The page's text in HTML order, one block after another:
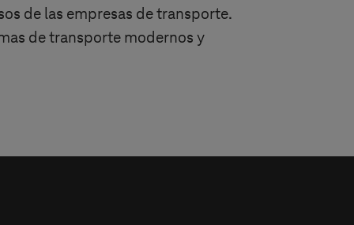
de las empresas de transporte.
de transporte modernos y